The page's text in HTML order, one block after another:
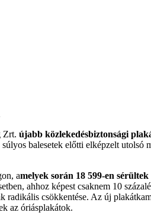
Zrt. újabb közlekedésbiztonsági
balesetek előtti elképzelt
amelyek során 18 599-en
ahhoz képest csaknem 10
csökkentése. Az új
az óriásplakátok.